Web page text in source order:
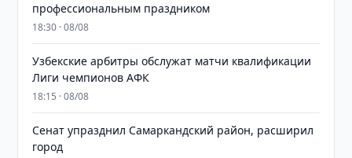
профессиональным праздником
18:30 · 08/08
Узбекские арбитры обслужат матчи квалификации
Лиги чемпионов АФК
18:15 · 08/08
Сенат упразднил Самаркандский район, расширил
город